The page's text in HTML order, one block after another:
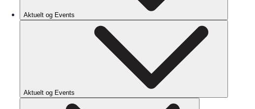
Aktuelt og Events
Aktuelt og Events